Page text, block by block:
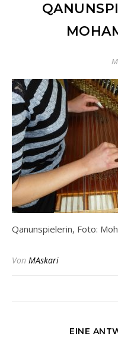
Qanunspielerin, Foto:
Von MAskari
EINE